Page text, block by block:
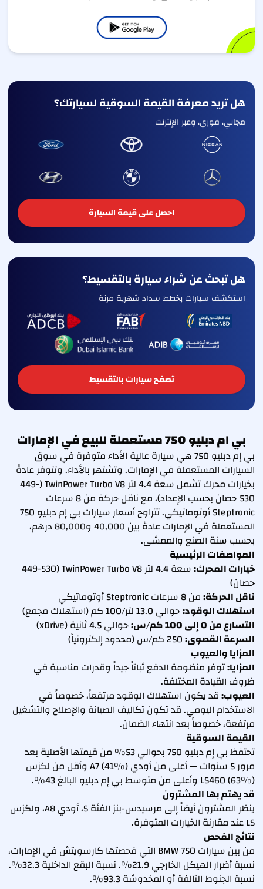
هل تريد معرفة القيمة السوقية لسيارتك؟
مجاني، فوري، وعبر الإنترنت
احصل على قيمة السيارة
هل تبحث عن شراء سيارة بالتقسيط؟
استكشف سيارات بخطط سداد شهرية مرنة
تصفح سيارات بالتقسيط
بي ام دبليو 750 مستعملة للبيع في الإمارات
بي إم دبليو 750 هي سيارة عالية الأداء متوفرة في سوق
السيارات المستعملة في الإمارات. وتشتهر بالأداء. وتتوفر عادةً
بخيارات محرك تشمل سعة 4.4 لتر TwinPower Turbo V8 (449-
530 حصان بحسب الإعداد)، مع ناقل حركة من 8 سرعات
Steptronic أوتوماتيكي. تتراوح أسعار سيارات بي إم دبليو 750
المستعملة في الإمارات عادةً بين 40,000 و80,000 درهم،
بحسب سنة الصنع والممشى.
المواصفات الرئيسية
خيارات المحرك:
سعة 4.4 لتر TwinPower Turbo V8 (449-530
حصان)
ناقل الحركة:من 8 سرعات Steptronic أوتوماتيكي
استهلاك الوقود:حوالي 13.0 لتر/100 كم (استهلاك مجمع)
التسارع من 0 إلى 100 كم/س:
حوالي 4.5 ثانية (xDrive)
السرعة القصوى:250 كم/س (محدود إلكترونياً)
المزايا والعيوب
المزايا:توفر منظومة الدفع ثباتاً جيداً وقدرات مناسبة في
ظروف القيادة المختلفة.
العيوب:قد يكون استهلاك الوقود مرتفعاً، خصوصاً في
الاستخدام اليومي. قد تكون تكاليف الصيانة والإصلاح والتشغيل
مرتفعة، خصوصاً بعد انتهاء الضمان.
القيمة السوقية
تحتفظ بي إم دبليو 750 بحوالي 53% من قيمتها الأصلية بعد
مرور 5 سنوات — أعلى من أودي A7 (41%) وأقل من لكزس
LS460 (63%) وأعلى من متوسط بي إم دبليو البالغ 43%.
قد يهتم بها المشترون
ينظر المشترون أيضاً إلى مرسيدس-بنز الفئة S، أودي A8، ولكزس
LS عند مقارنة الخيارات المتوفرة.
نتائج الفحص
من بين سيارات BMW 750 التي فحصتها كارسويتش في الإمارات،
نسبة أضرار الهيكل الخارجي 21.9%. نسبة البقع الداخلية 32.3%.
نسبة الجنوط التالفة أو المخدوشة 93.3%.